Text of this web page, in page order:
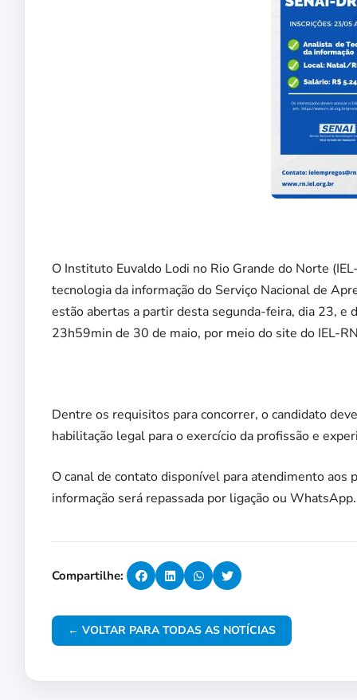
O Instituto Euvaldo Lodi no Rio Grande do Norte
tecnologia da informação do Serviço Nacional de
estão abertas a partir desta segunda-feira, dia 23, e
23h59min de 30 de maio, por meio do site do IEL-
Dentre os requisitos para concorrer, o candidato
habilitação legal para o exercício da profissão e
O canal de contato disponível para atendimento
informação será repassada por ligação ou WhatsApp.
Compartilhe:
← VOLTAR PARA TODAS AS NOTÍCIAS